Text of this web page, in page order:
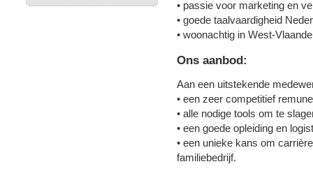
• passie voor marketing en
• goede taalvaardigheid
• woonachtig in West-
Ons aanbod:
Aan een uitstekende
• een zeer competitief
• alle nodige tools om te
• een goede opleiding en
• een unieke kans om
familiebedrijf.